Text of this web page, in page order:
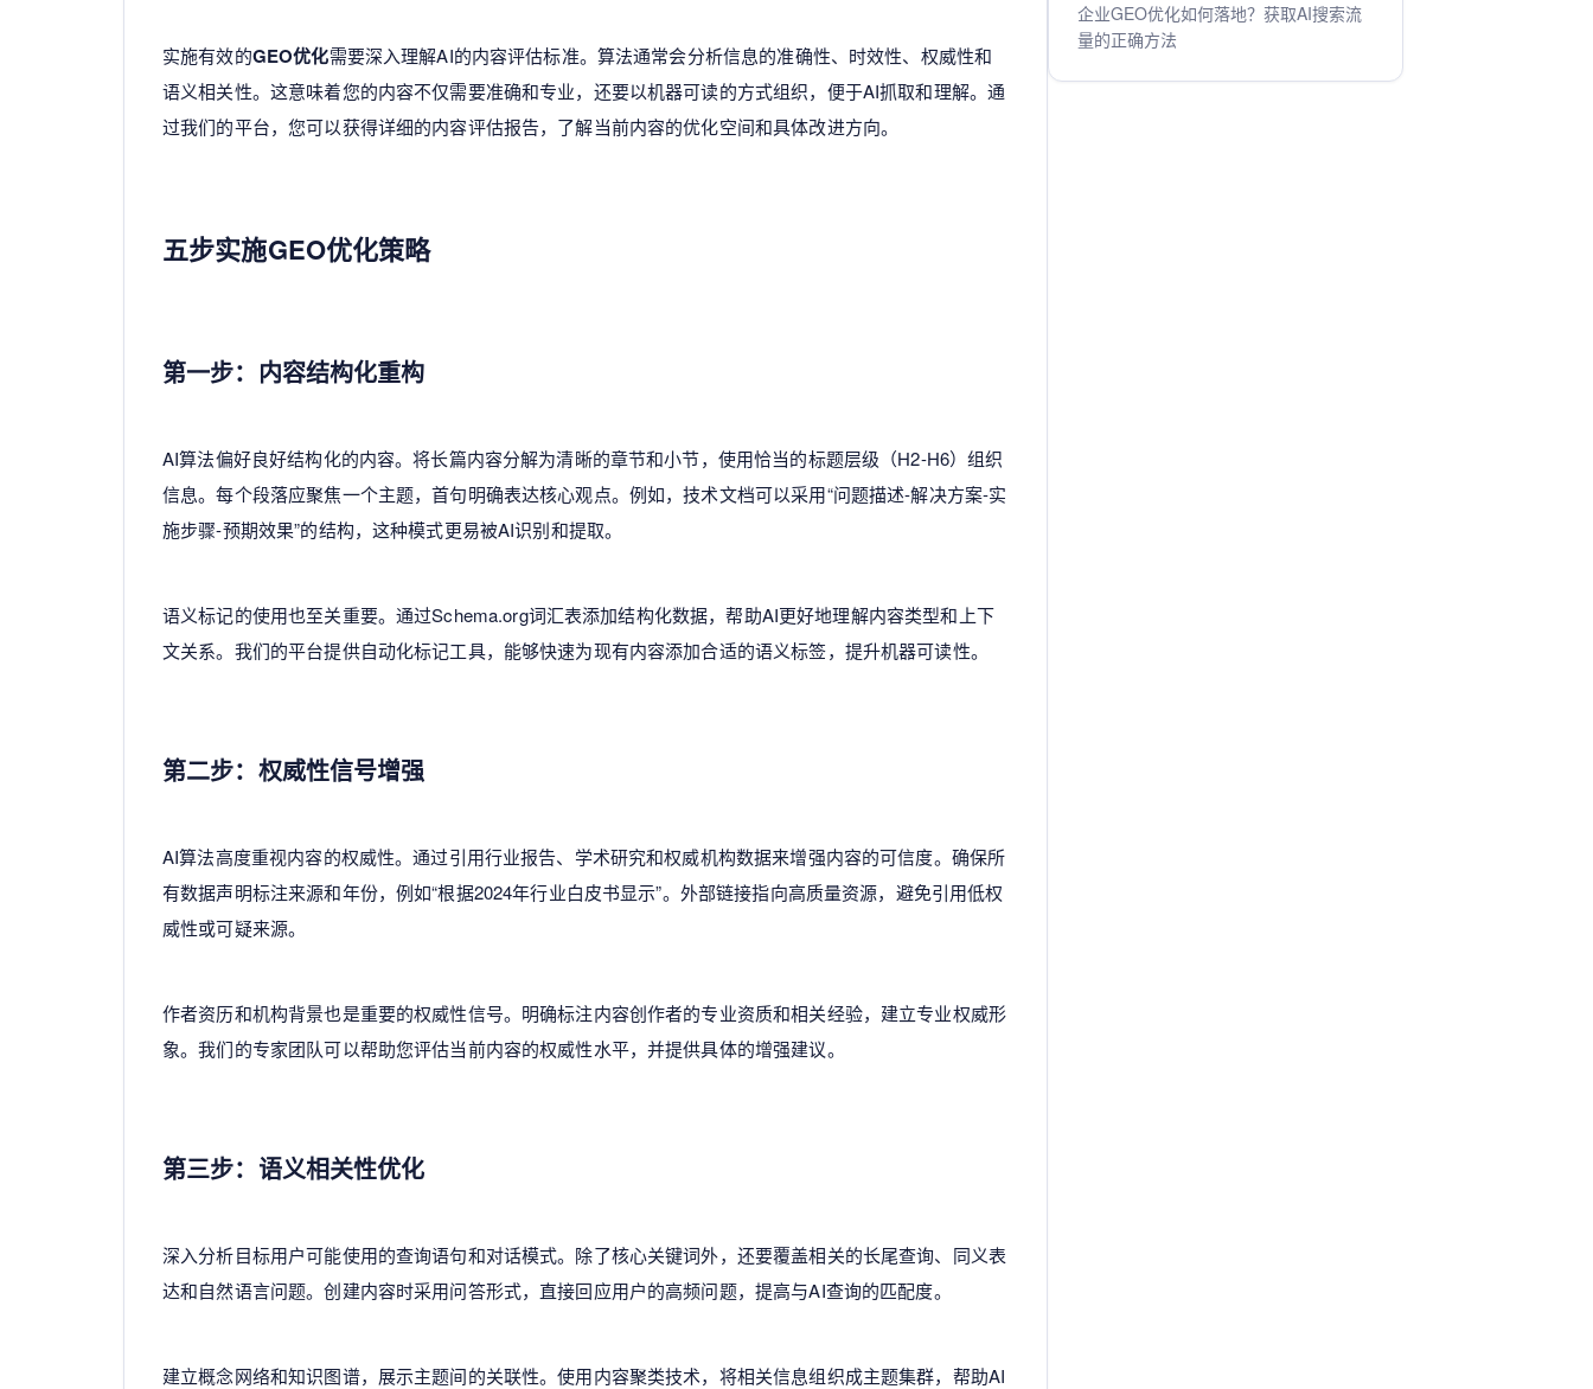
实施有效的GEO优化需要深入理解AI的内容评估标准。算法通常会分析信息的准确性、时效性、权威性和
语义相关性。这意味着您的内容不仅需要准确和专业，还要以机器可读的方式组织，便于AI抓取和理解。通
过我们的平台，您可以获得详细的内容评估报告，了解当前内容的优化空间和具体改进方向。
五步实施GEO优化策略
第一步：内容结构化重构
AI算法偏好良好结构化的内容。将长篇内容分解为清晰的章节和小节，使用恰当的标题层级（H2-H6）组织
信息。每个段落应聚焦一个主题，首句明确表达核心观点。例如，技术文档可以采用“问题描述-解决方案-实
施步骤-预期效果”的结构，这种模式更易被AI识别和提取。
语义标记的使用也至关重要。通过Schema.org词汇表添加结构化数据，帮助AI更好地理解内容类型和上下
文关系。我们的平台提供自动化标记工具，能够快速为现有内容添加合适的语义标签，提升机器可读性。
第二步：权威性信号增强
AI算法高度重视内容的权威性。通过引用行业报告、学术研究和权威机构数据来增强内容的可信度。确保所
有数据声明标注来源和年份，例如“根据2024年行业白皮书显示”。外部链接指向高质量资源，避免引用低权
威性或可疑来源。
作者资历和机构背景也是重要的权威性信号。明确标注内容创作者的专业资质和相关经验，建立专业权威形
象。我们的专家团队可以帮助您评估当前内容的权威性水平，并提供具体的增强建议。
第三步：语义相关性优化
深入分析目标用户可能使用的查询语句和对话模式。除了核心关键词外，还要覆盖相关的长尾查询、同义表
达和自然语言问题。创建内容时采用问答形式，直接回应用户的高频问题，提高与AI查询的匹配度。
建立概念网络和知识图谱，展示主题间的关联性。使用内容聚类技术，将相关信息组织成主题集群，帮助AI
企业GEO优化如何落地？获取AI搜索流
量的正确方法